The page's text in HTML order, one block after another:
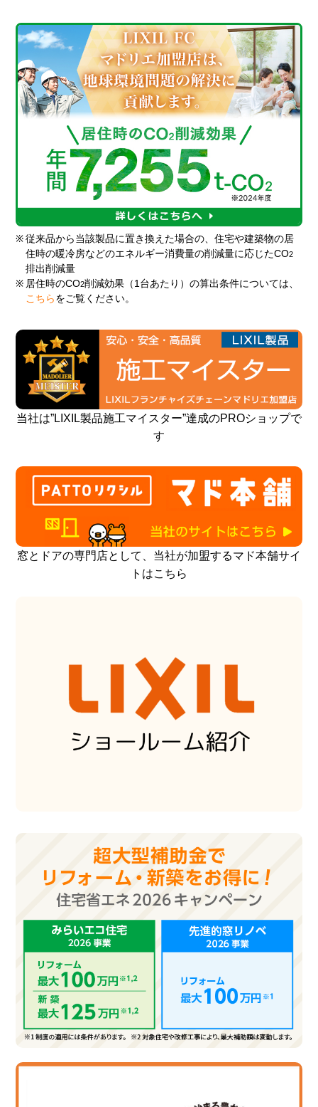
※ 従来品から当該製品に置き換えた場合の、住宅や建築物の居
住時の暖冷房などのエネルギー消費量の削減量に応じたCO2
排出削減量
※ 居住時のCO2削減効果（1台あたり）の算出条件については、
こちら をご覧ください。
当社は”LIXIL製品施工マイスター”達成のPROショップで
す
窓とドアの専門店として、当社が加盟するマド本舗サイ
トはこちら